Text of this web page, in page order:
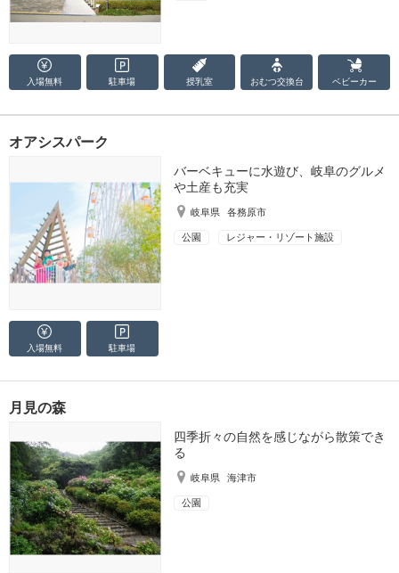
入場無料 駐車場 授乳室 おむつ交換台 ベビーカー
オアシスパーク
バーベキューに水遊び、岐阜のグルメ
や土産も充実
岐阜県 各務原市
公園 レジャー・リゾート施設
入場無料 駐車場
月見の森
四季折々の自然を感じながら散策でき
る
岐阜県 海津市
公園